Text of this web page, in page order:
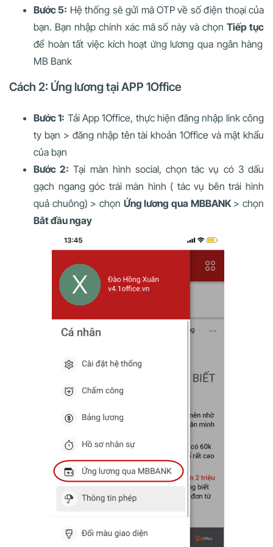
Bước 5: Hệ thống sẽ gửi mã OTP về số điện thoại của
bạn. Bạn nhập chính xác mã số này và chọnTiếp tục
để hoàn tất việc kích hoạt ứng lương qua ngân hàng
MB Bank
Cách 2: Ứng lương tại APP 1Office
Bước 1: Tải App 1Office, thực hiện đăng nhập link công
ty bạn > đăng nhập tên tài khoản 1Office và mật khẩu
của bạn
Bước 2: Tại màn hình social, chọn tác vụ có 3 dấu
gạch ngang góc trái màn hình ( tác vụ bên trái hình
quả chuông) > chọn Ứng lương qua MBBANK > chọn
Bắt đầu ngay